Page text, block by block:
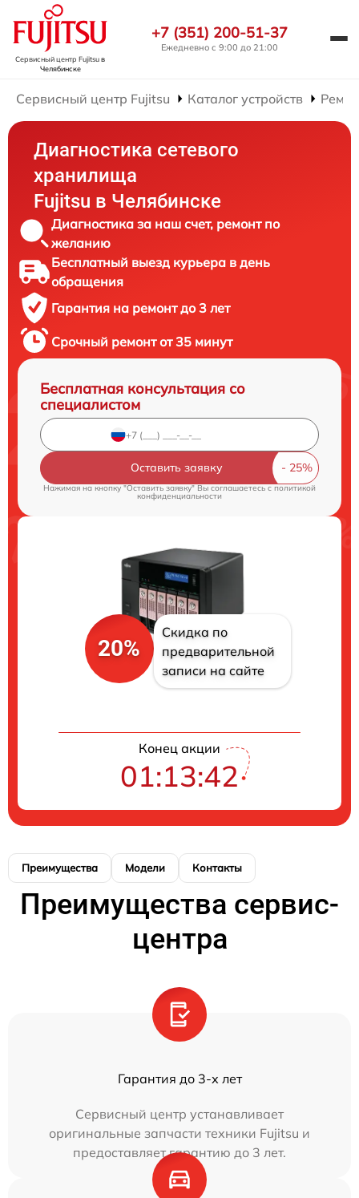
Сервисный центр Fujitsuв
Челябинске
+7 (351) 200-51-37
Ежедневно с 9:00 до 21:00
Сервисный центр Fujitsu Каталог устройств
Диагностика сетевого
хранилища
Fujitsu в Челябинске
Диагностика за наш счет, ремонт по
желанию
Бесплатный выезд курьера в день
обращения
Гарантия на ремонт до 3 лет
Срочный ремонт от 35 минут
Бесплатная консультация со
специалистом
Оставить заявку
Нажимая на кнопку "Оставить заявку" Вы соглашаетесь cполитикой
конфиденциальности
20%
Скидка по
предварительной
записи на сайте
Конец акции
01:13:42
Преимущества Модели Контакты
Преимущества сервис-
центра
Гарантия до 3-х лет
Сервисный центр устанавливает
оригинальные запчасти техники Fujitsu и
предоставляет гарантию до 3 лет.